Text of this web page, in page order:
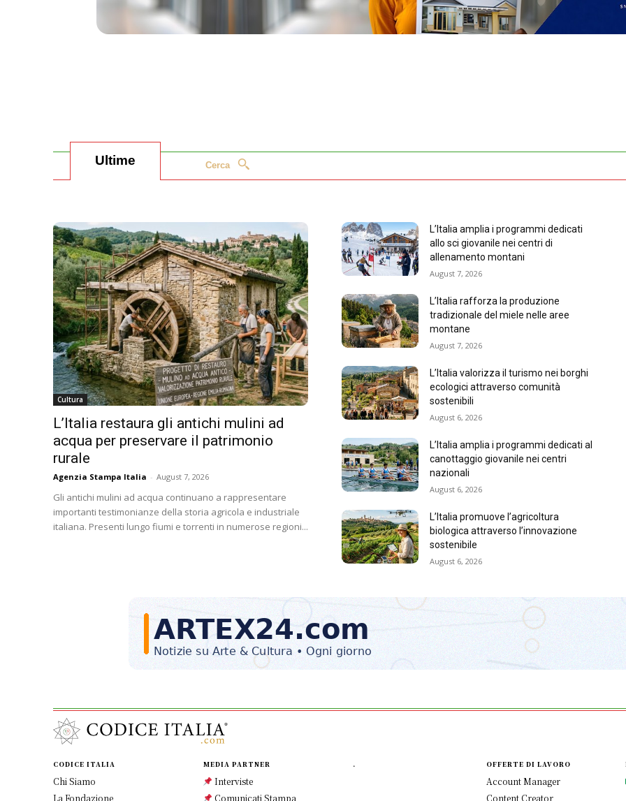
Ultime Cerca
Cultura
L’Italia restaura gli antichi mulini ad
acqua per preservare il patrimonio
rurale
Agenzia Stampa Italia - August 7, 2026
Gli antichi mulini ad acqua continuano a rappresentare
importanti testimonianze della storia agricola e industriale
italiana. Presenti lungo fiumi e torrenti in numerose regioni...
L’Italia amplia i programmi dedicati
allo sci giovanile nei centri di
allenamento montani
August 7, 2026
L’Italia rafforza la produzione
tradizionale del miele nelle aree
montane
August 7, 2026
L’Italia valorizza il turismo nei borghi
ecologici attraverso comunità
sostenibili
August 6, 2026
L’Italia amplia i programmi dedicati al
canottaggio giovanile nei centri
nazionali
August 6, 2026
L’Italia promuove l’agricoltura
biologica attraverso l’innovazione
sostenibile
August 6, 2026
CODICE ITALIA
Chi Siamo
La Fondazione
MEDIA PARTNER
Interviste
Comunicati Stampa
. OFFERTE DI LAVORO
Account Manager
Content Creator